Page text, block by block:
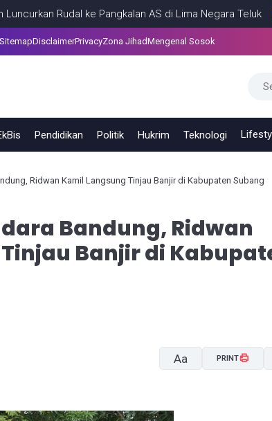
Rudal ke Pangkalan AS di Lima Negara Teluk
SitemapDisclaimerPrivacyZona JihadMengenal Sosok
Pendidikan Politik Hukrim Teknologi
Ridwan Kamil Langsung Tinjau Banjir di Kabupaten Subang
Bandung, Ridwan
Banjir di
Aa PRINT